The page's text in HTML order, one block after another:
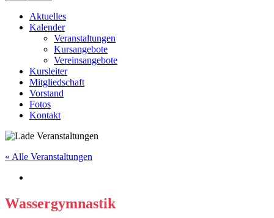
Aktuelles
Kalender
Veranstaltungen
Kursangebote
Vereinsangebote
Kursleiter
Mitgliedschaft
Vorstand
Fotos
Kontakt
« Alle Veranstaltungen
Wassergymnastik